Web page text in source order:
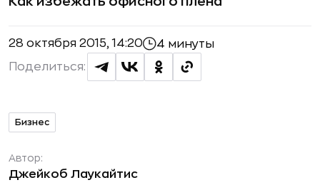
28 октября 2015, 14:20 4 минуты
Поделиться:
Бизнес
Автор:
Джейкоб Лаукайтис